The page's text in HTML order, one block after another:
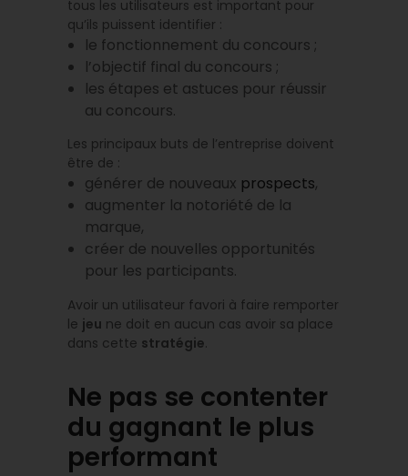
tous les utilisateurs est important pour
qu’ils puissent identifier :
le fonctionnement du concours ;
l’objectif final du concours ;
les étapes et astuces pour réussir
au concours.
Les principaux buts de l’entreprise doivent
être de :
générer de nouveaux prospects,
augmenter la notoriété de la
marque,
créer de nouvelles opportunités
pour les participants.
Avoir un utilisateur favori à faire remporter
le jeu ne doit en aucun cas avoir sa place
dans cette stratégie.
Ne pas se contenter
du gagnant le plus
performant